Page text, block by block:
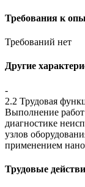
Требования к
Требований нет
Другие
-
2.2 Трудовая
Выполнение
диагностике
узлов
применением
Трудовые